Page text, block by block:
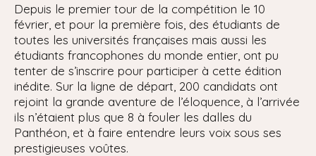
Depuis le premier tour de la compétition le 10
février, et pour la première fois, des étudiants de
toutes les universités françaises mais aussi les
étudiants francophones du monde entier, ont pu
tenter de s’inscrire pour participer à cette édition
inédite. Sur la ligne de départ, 200 candidats ont
rejoint la grande aventure de l’éloquence, à l’arrivée
ils n’étaient plus que 8 à fouler les dalles du
Panthéon, et à faire entendre leurs voix sous ses
prestigieuses voûtes.